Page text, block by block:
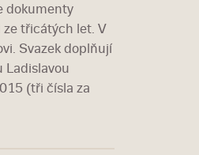
dokumenty
třicátých let. V
Svazek doplňují
Ladislavou
(tři čísla za